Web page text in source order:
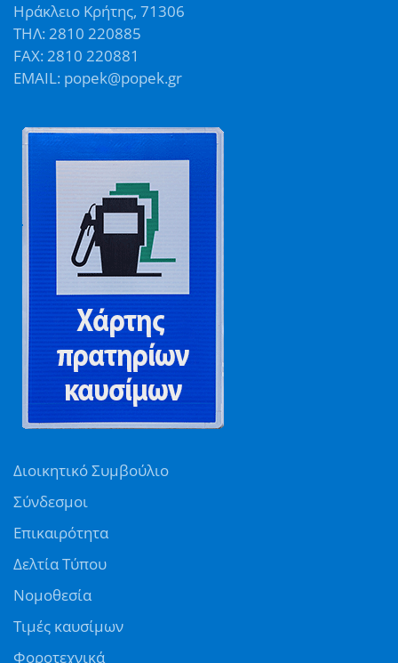
Ηράκλειο Κρήτης, 71306
ΤΗΛ: 2810 220885
FAX: 2810 220881
EMAIL: popek@popek.gr
Διοικητικό Συμβούλιο
Σύνδεσμοι
Επικαιρότητα
Δελτία Τύπου
Νομοθεσία
Τιμές καυσίμων
Φοροτεχνικά